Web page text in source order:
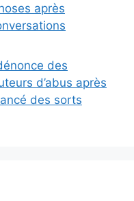
après
des
d’abus après
des sorts